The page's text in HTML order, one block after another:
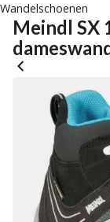
Wandelschoenen
Meindl SX